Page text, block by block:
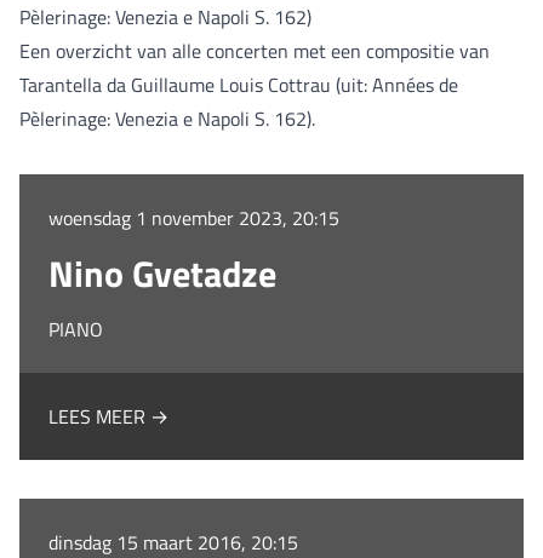
Pèlerinage: Venezia e Napoli S. 162)
Een overzicht van alle concerten met een compositie van
Tarantella da Guillaume Louis Cottrau (uit: Années de
Pèlerinage: Venezia e Napoli S. 162).
woensdag 1 november 2023, 20:15
Nino Gvetadze
PIANO
LEES MEER →
dinsdag 15 maart 2016, 20:15